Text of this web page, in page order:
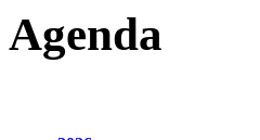
Agenda